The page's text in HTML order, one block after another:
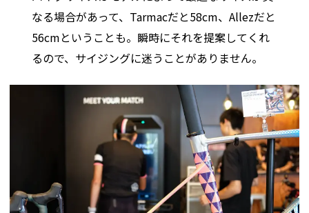
なる場合があって、Tarmacだと58cm、Allezだと
56cmということも。瞬時にそれを提案してくれ
るので、サイジングに迷うことがありません。